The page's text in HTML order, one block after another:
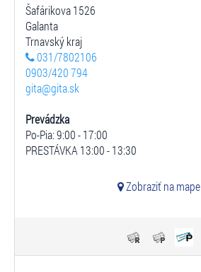
Šafárikova 1526
Galanta
Trnavský kraj
031/7802106
0903/420 794
gita@gita.sk
Prevádzka
Po-Pia: 9:00 - 17:00
PRESTÁVKA 13:00 - 13:30
Zobraziť na mape